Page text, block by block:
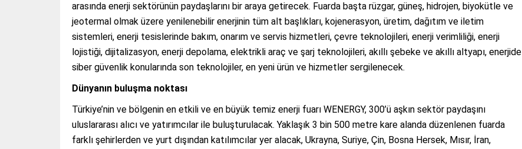
arasında enerji sektörünün paydaşlarını bir araya getirecek. Fuarda başta rüzgar, güneş, hidrojen, biyokütle ve
jeotermal olmak üzere yenilenebilir enerjinin tüm alt başlıkları, kojenerasyon, üretim, dağıtım ve iletim
sistemleri, enerji tesislerinde bakım, onarım ve servis hizmetleri, çevre teknolojileri, enerji verimliliği, enerji
lojistiği, dijitalizasyon, enerji depolama, elektrikli araç ve şarj teknolojileri, akıllı şebeke ve akıllı altyapı, enerjide
siber güvenlik konularında son teknolojiler, en yeni ürün ve hizmetler sergilenecek.
Dünyanın buluşma noktası
Türkiye’nin ve bölgenin en etkili ve en büyük temiz enerji fuarı WENERGY, 300’ü aşkın sektör paydaşını
uluslararası alıcı ve yatırımcılar ile buluşturulacak. Yaklaşık 3 bin 500 metre kare alanda düzenlenen fuarda
farklı şehirlerden ve yurt dışından katılımcılar yer alacak, Ukrayna, Suriye, Çin, Bosna Hersek, Mısır, İran,